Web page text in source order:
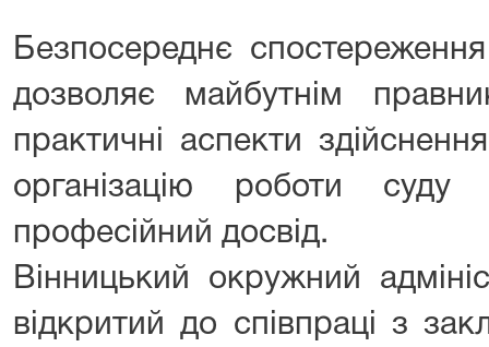
Безпосереднє
дозволяє майбутнім
практичні аспекти
організацію роботи
професійний досвід.
Вінницький окружний
відкритий до співпраці з